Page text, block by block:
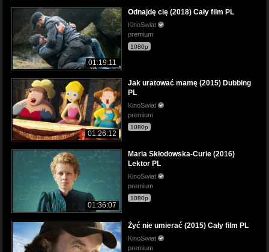
01:19:11
Odnajdę cię (2018) Cały film PL
KinoSwiat
premium
1080p
01:26:12
Jak uratować mamę (2015) Dubbing
PL
KinoSwiat
premium
1080p
01:36:07
Maria Skłodowska-Curie (2016)
Lektor PL
KinoSwiat
premium
1080p
Żyć nie umierać (2015) Cały film PL
KinoSwiat
premium